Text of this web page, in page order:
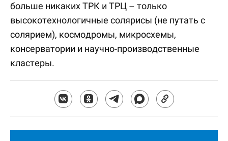
больше никаких ТРК и ТРЦ – только
высокотехнологичные солярисы (не путать с
солярием), космодромы, микросхемы,
консерватории и научно-производственные
кластеры.